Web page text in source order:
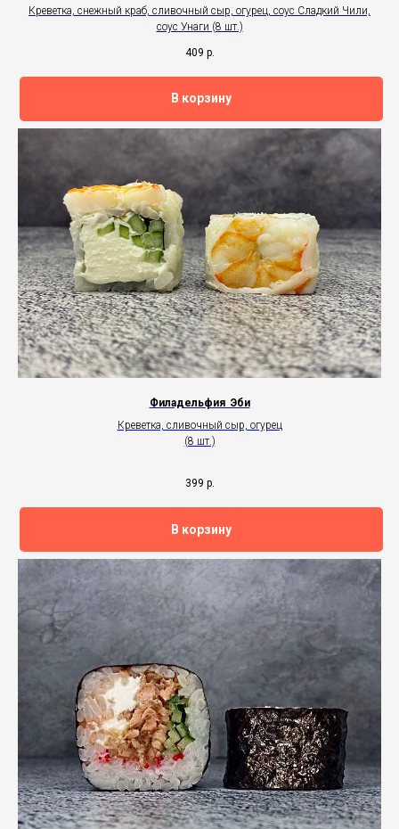
Креветка, снежный краб, сливочный сыр, огурец, соус Сладкий Чили,
соус Унаги (8 шт.)
409 р.
В корзину
Филадельфия Эби
Креветка, сливочный сыр, огурец
(8 шт.)
399 р.
В корзину